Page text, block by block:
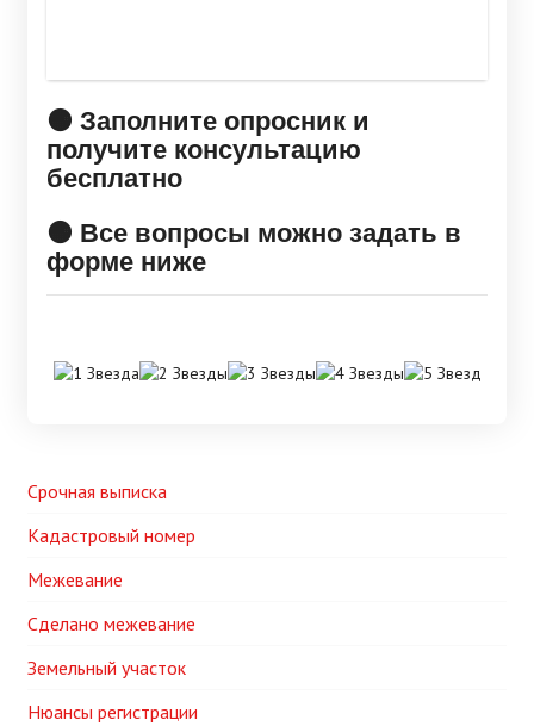
🟠 Заполните опросник и
получите консультацию
бесплатно
🟠 Все вопросы можно задать в
форме ниже
Срочная выписка
Кадастровый номер
Межевание
Сделано межевание
Земельный участок
Нюансы регистрации